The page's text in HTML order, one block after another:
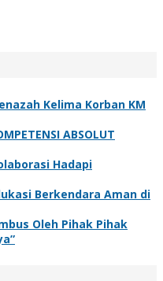
Kelima Korban KM
ABSOLUT
Hadapi
Berkendara Aman di
Oleh Pihak Pihak